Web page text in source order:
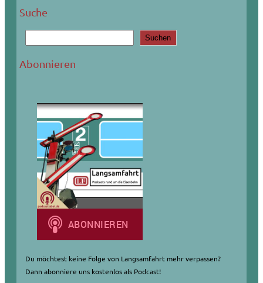
Suche
u
c
Suchen
Abonnieren
Du möchtest keine Folge von Langsamfahrt mehr verpassen?
Dann abonniere uns kostenlos als Podcast!